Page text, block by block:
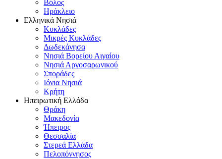
Βόλος
Ηράκλειο
Ελληνικά Νησιά
Κυκλάδες
Μικρές Κυκλάδες
Δωδεκάνησα
Νησιά Βορείου Αιγαίου
Νησιά Αργοσαρωνικού
Σποράδες
Ιόνια Νησιά
Κρήτη
Ηπειρωτική Ελλάδα
Θράκη
Μακεδονία
Ήπειρος
Θεσσαλία
Στερεά Ελλάδα
Πελοπόννησος